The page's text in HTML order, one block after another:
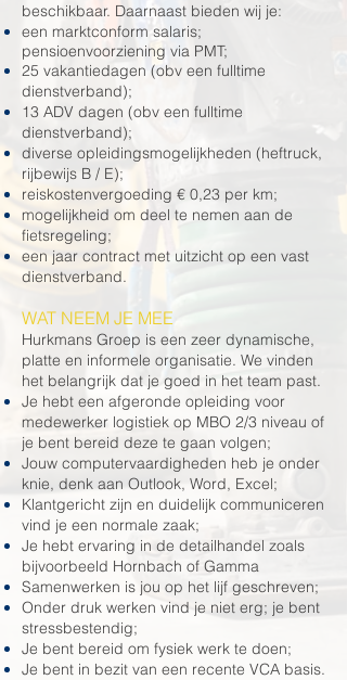
beschikbaar. Daarnaast bieden wij je:
een marktconform salaris;
pensioenvoorziening via PMT;
25 vakantiedagen (obv een fulltime
dienstverband);
13 ADV dagen (obv een fulltime
dienstverband);
diverse opleidingsmogelijkheden (heftruck,
rijbewijs B / E);
reiskostenvergoeding € 0,23 per km;
mogelijkheid om deel te nemen aan de
fietsregeling;
een jaar contract met uitzicht op een vast
dienstverband.
WAT NEEM JE MEE
Hurkmans Groep is een zeer dynamische,
platte en informele organisatie. We vinden
het belangrijk dat je goed in het team past.
Je hebt een afgeronde opleiding voor
medewerker logistiek op MBO 2/3 niveau of
je bent bereid deze te gaan volgen;
Jouw computervaardigheden heb je onder
knie, denk aan Outlook, Word, Excel;
Klantgericht zijn en duidelijk communiceren
vind je een normale zaak;
Je hebt ervaring in de detailhandel zoals
bijvoorbeeld Hornbach of Gamma
Samenwerken is jou op het lijf geschreven;
Onder druk werken vind je niet erg; je bent
stressbestendig;
Je bent bereid om fysiek werk te doen;
Je bent in bezit van een recente VCA basis.